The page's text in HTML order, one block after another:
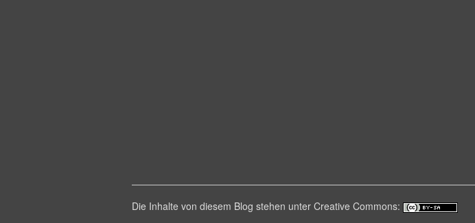
Die Inhalte von diesem Blog stehen unter Creative Commons: